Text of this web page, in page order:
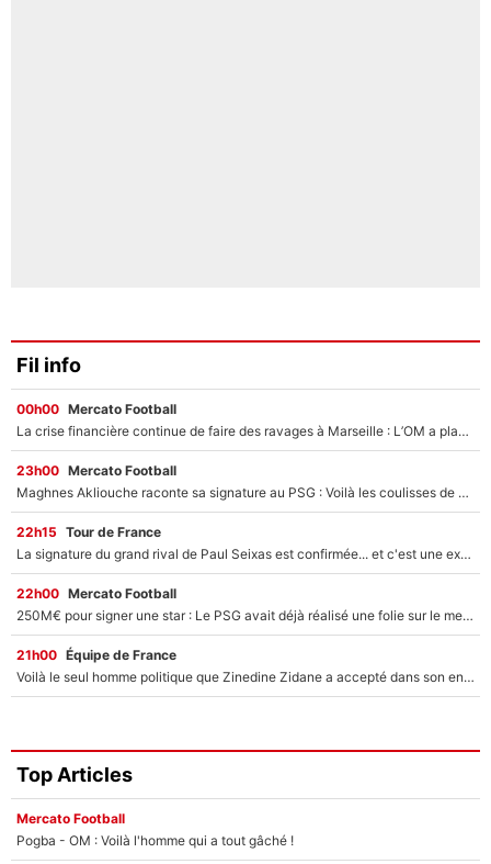
Fil info
00h00 Mercato Football
La crise financière continue de faire des ravages à Marseille : L’OM a placé 12 joueurs sur le marché des transferts… et ça pourrait lui rapporter près de 100M€ !
23h00 Mercato Football
Maghnes Akliouche raconte sa signature au PSG : Voilà les coulisses de son transfert de rêve à 50M€
22h15 Tour de France
La signature du grand rival de Paul Seixas est confirmée... et c'est une excellente nouvelle pour l'équipe Decathlon-CMA CGM !
22h00 Mercato Football
250M€ pour signer une star : Le PSG avait déjà réalisé une folie sur le mercato bien avant Neymar !
21h00 Équipe de France
Voilà le seul homme politique que Zinedine Zidane a accepté dans son entourage : «Je garde un très bon souvenir de lui»
Top Articles
Mercato Football
Pogba - OM : Voilà l'homme qui a tout gâché !